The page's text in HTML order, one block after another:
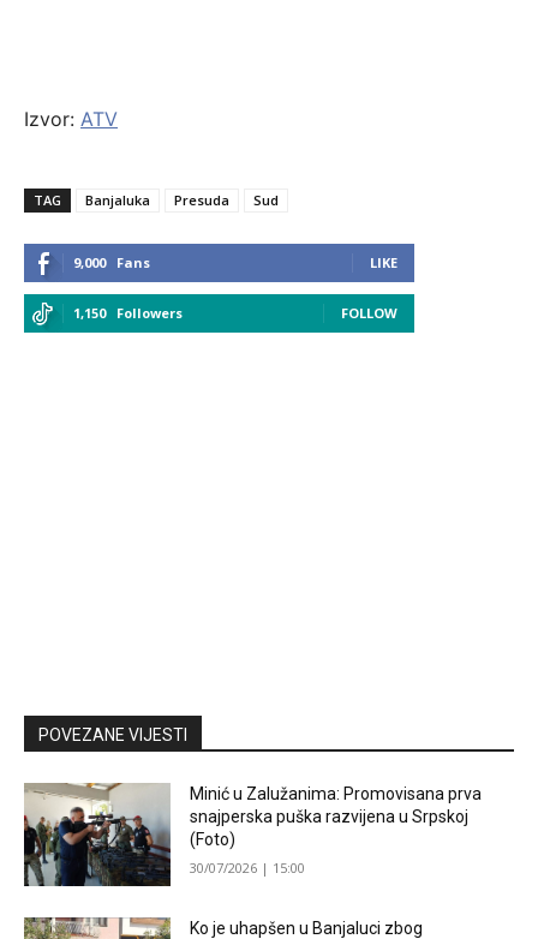
Izvor: ATV
TAG Banjaluka Presuda Sud
9,000 Fans LIKE
1,150 Followers FOLLOW
POVEZANE VIJESTI
Minić u Zalužanima: Promovisana prva
snajperska puška razvijena u Srpskoj
(Foto)
30/07/2026 | 15:00
Ko je uhapšen u Banjaluci zbog